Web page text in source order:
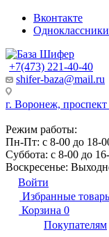
Вконтакте
Одноклассники
+7(473) 221-40-40
shifer-baza@mail.ru
г. Воронеж,
Режим работы:
Пн-Пт: с 8-00 до 18-
Суббота: с 8-00 до
Воскресенье:
Войти
Избранные
Корзина 0
Покупателям